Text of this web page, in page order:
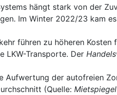
hängt stark von der
Im Winter 2022/23 kam
führen zu höheren
LKW-Transporte. Der
Aufwertung der autofreien
(Quelle: